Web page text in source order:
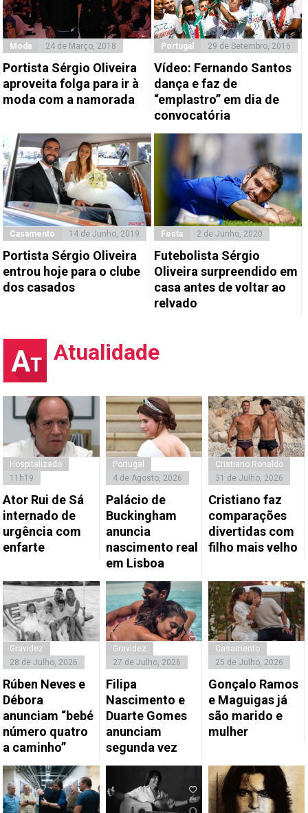
Moda 24 de Março, 2018
Portista Sérgio Oliveira
aproveita folga para ir à
moda com a namorada
Portugal 29 de Setembro, 2016
Vídeo: Fernando Santos
dança e faz de
“emplastro” em dia de
convocatória
Casamento 14 de Junho, 2019
Portista Sérgio Oliveira
entrou hoje para o clube
dos casados
Festa 2 de Junho, 2020
Futebolista Sérgio
Oliveira surpreendido em
casa antes de voltar ao
relvado
Atualidade
Hospitalizado
11h19
Ator Rui de Sá
internado de
urgência com
enfarte
Portugal
4 de Agosto, 2026
Palácio de
Buckingham
anuncia
nascimento real
em Lisboa
Cristiano Ronaldo
31 de Julho, 2026
Cristiano faz
comparações
divertidas com
filho mais velho
Gravidez
28 de Julho, 2026
Rúben Neves e
Débora
anunciam “bebé
número quatro
a caminho”
Gravidez
27 de Julho, 2026
Filipa
Nascimento e
Duarte Gomes
anunciam
segunda vez
Casamento
25 de Julho, 2026
Gonçalo Ramos
e Maguigas já
são marido e
mulher